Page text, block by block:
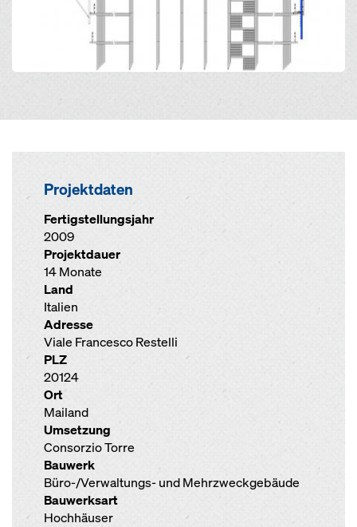
Projektdaten
Fertigstellungsjahr
2009
Projektdauer
14 Monate
Land
Italien
Adresse
Viale Francesco Restelli
PLZ
20124
Ort
Mailand
Umsetzung
Consorzio Torre
Bauwerk
Büro-/Verwaltungs- und Mehrzweckgebäude
Bauwerksart
Hochhäuser